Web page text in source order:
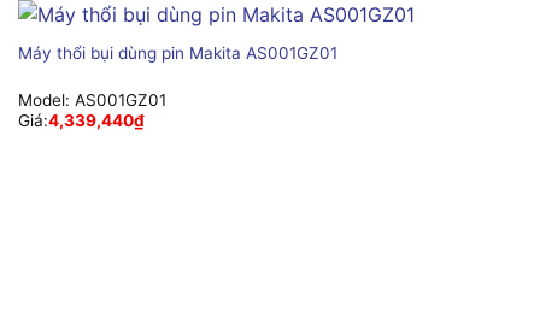
Máy thổi bụi dùng pin Makita AS001GZ01
Model: AS001GZ01
Giá:4,339,440₫